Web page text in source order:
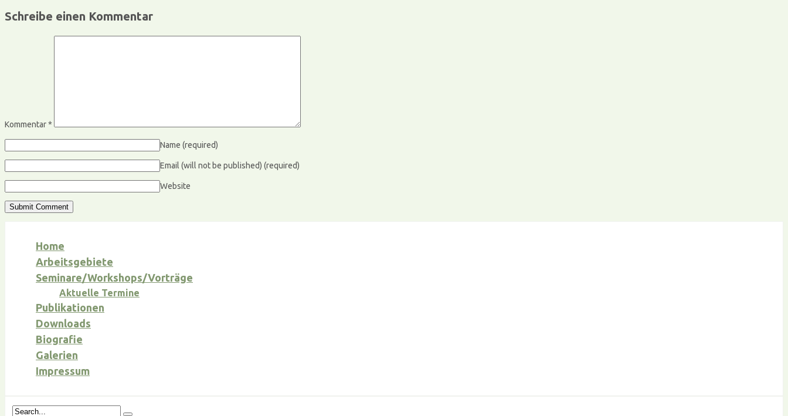
Schreibe einen Kommentar
Kommentar*
Name (required)
Email (will not be published) (required)
Website
Home
Arbeitsgebiete
Seminare/Workshops/Vorträge
Aktuelle Termine
Publikationen
Downloads
Biografie
Galerien
Impressum